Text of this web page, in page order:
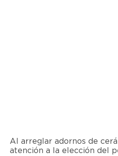
Al arreglar adornos de
atención a la elección del